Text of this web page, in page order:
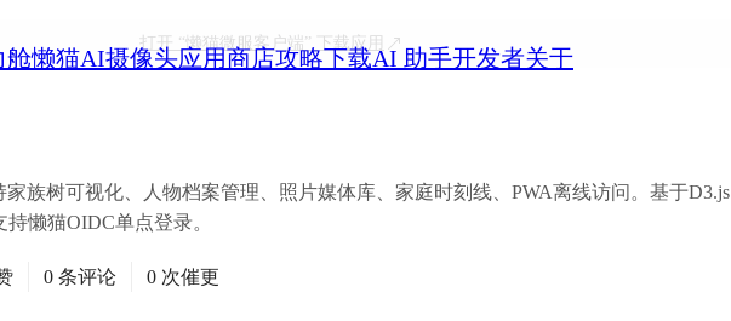
舱懒猫AI摄像头应用商店攻略下载AI 助手开发者关于
打开 “懒猫微服客户端”下载应用
族树可视化、人物档案管理、照片媒体库、家庭时刻线、PWA离线访问。基于D3.js
懒猫OIDC单点登录。
0 条评论 0 次催更